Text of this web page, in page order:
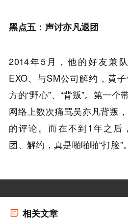
黑点五：声讨亦凡退团
2014年5月，他的好友兼
EXO、与SM公司解约，黄
方的“野心”、“背叛”。第一个
网络上数次痛骂吴亦凡背叛
的评论。而在不到1年之后
团、解约，真是啪啪啪“打脸”。
相关文章